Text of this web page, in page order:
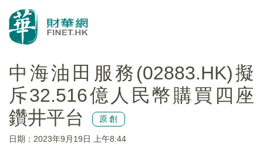
中海油田服務(02883.HK)擬
斥32.516億人民幣購買四座
鑽井平台
原創
日期：2023年9月19日 上午8:44